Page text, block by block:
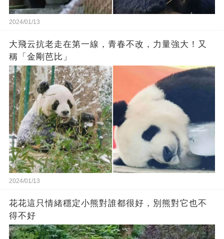
2024/01/13
大飛云抗老走在第一線，青春不改，力量強大！又
稱「金剛芭比」
2024/01/13
花花這只情緒穩定小熊對誰都很好，別熊對它也不
得不好